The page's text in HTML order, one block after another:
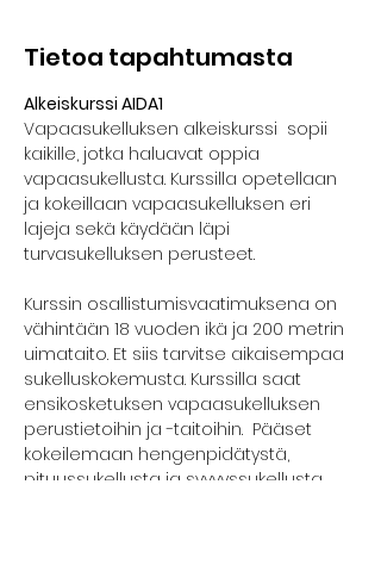
Tietoa tapahtumasta
Alkeiskurssi AIDA1
Vapaasukelluksen alkeiskurssi  sopii
kaikille, jotka haluavat oppia
vapaasukellusta. Kurssilla opetellaan
ja kokeillaan vapaasukelluksen eri
lajeja sekä käydään läpi
turvasukelluksen perusteet.
Kurssin osallistumisvaatimuksena on
vähintään 18 vuoden ikä ja 200 metrin
uimataito. Et siis tarvitse aikaisempaa
sukelluskokemusta. Kurssilla saat
ensikosketuksen vapaasukelluksen
perustietoihin ja -taitoihin.  Pääset
kokeilemaan hengenpidätystä,
pituussukellusta ja syvyyssukellusta